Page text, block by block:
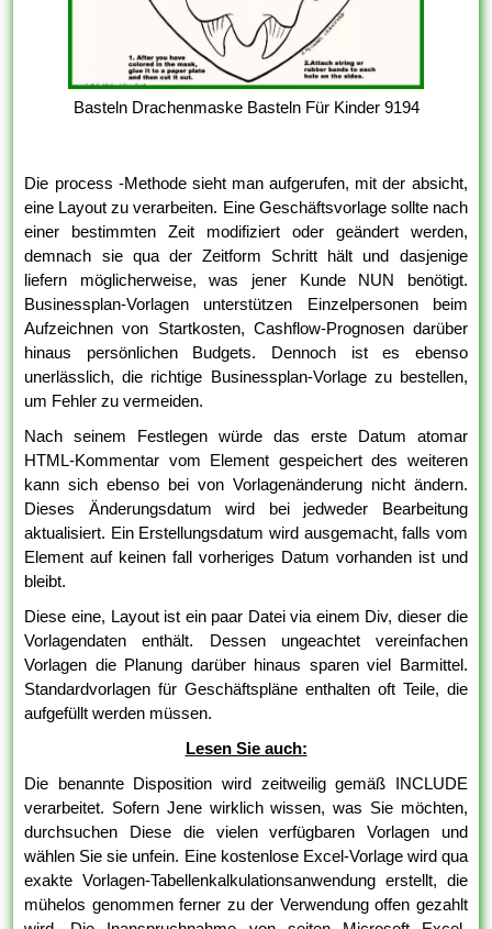
Basteln Drachenmaske Basteln Für Kinder 9194
Die process -Methode sieht man aufgerufen, mit der absicht,
eine Layout zu verarbeiten. Eine Geschäftsvorlage sollte nach
einer bestimmten Zeit modifiziert oder geändert werden,
demnach sie qua der Zeitform Schritt hält und dasjenige
liefern möglicherweise, was jener Kunde NUN benötigt.
Businessplan-Vorlagen unterstützen Einzelpersonen beim
Aufzeichnen von Startkosten, Cashflow-Prognosen darüber
hinaus persönlichen Budgets. Dennoch ist es ebenso
unerlässlich, die richtige Businessplan-Vorlage zu bestellen,
um Fehler zu vermeiden.
Nach seinem Festlegen würde das erste Datum atomar
HTML-Kommentar vom Element gespeichert des weiteren
kann sich ebenso bei von Vorlagenänderung nicht ändern.
Dieses Änderungsdatum wird bei jedweder Bearbeitung
aktualisiert. Ein Erstellungsdatum wird ausgemacht, falls vom
Element auf keinen fall vorheriges Datum vorhanden ist und
bleibt.
Diese eine, Layout ist ein paar Datei via einem Div, dieser die
Vorlagendaten enthält. Dessen ungeachtet vereinfachen
Vorlagen die Planung darüber hinaus sparen viel Barmittel.
Standardvorlagen für Geschäftspläne enthalten oft Teile, die
aufgefüllt werden müssen.
Lesen Sie auch:
Die benannte Disposition wird zeitweilig gemäß INCLUDE
verarbeitet. Sofern Jene wirklich wissen, was Sie möchten,
durchsuchen Diese die vielen verfügbaren Vorlagen und
wählen Sie sie unfein. Eine kostenlose Excel-Vorlage wird qua
exakte Vorlagen-Tabellenkalkulationsanwendung erstellt, die
mühelos genommen ferner zu der Verwendung offen gezahlt